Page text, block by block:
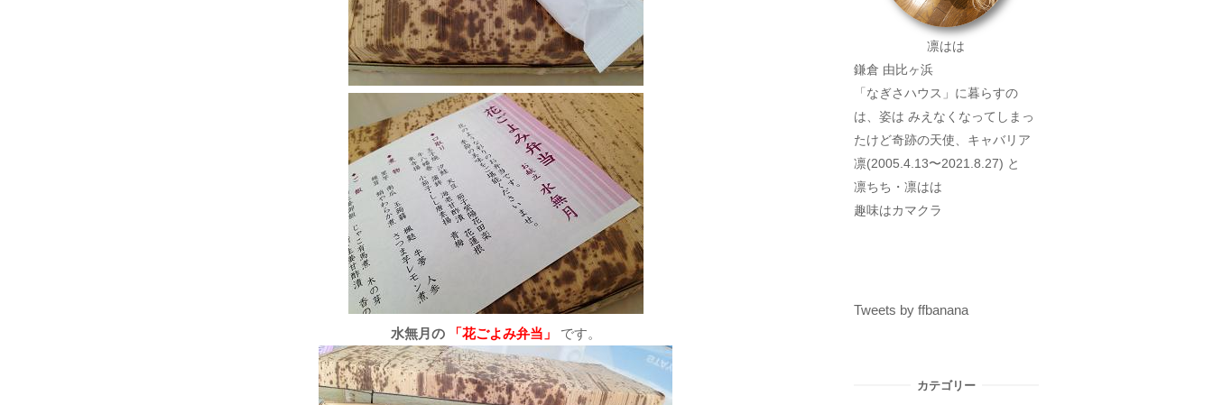
水無月の 「花ごよみ弁当」 です。
凛はは
鎌倉 由比ヶ浜
「なぎさハウス」に暮らすの
は、姿は みえなくなってしまっ
たけど奇跡の天使、キャバリア
凛(2005.4.13〜2021.8.27) と
凛ちち・凛はは
趣味はカマクラ
Tweets by ffbanana
カテゴリー